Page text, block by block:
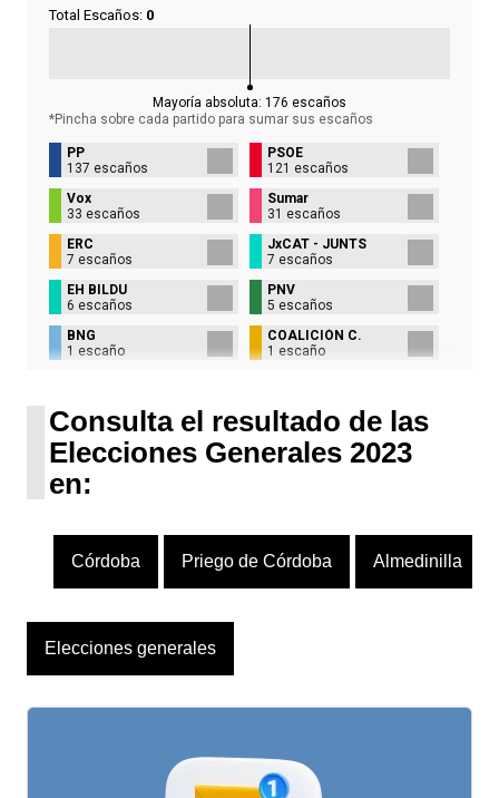
Total Escaños: 0
Mayoría absoluta: 176 escaños
*Pincha sobre cada partido para sumar sus escaños
PP
137 escaños
PSOE
121 escaños
Vox
33 escaños
Sumar
31 escaños
ERC
7 escaños
JxCAT - JUNTS
7 escaños
EH BILDU
6 escaños
PNV
5 escaños
BNG
1 escaño
COALICIÓN C.
1 escaño
Consulta el resultado de las
Elecciones Generales 2023
en:
Córdoba Priego de Córdoba Almedinilla
Elecciones generales